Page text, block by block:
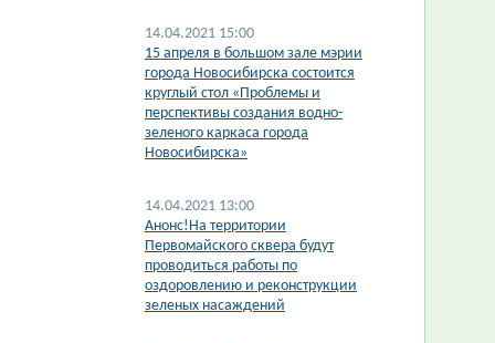
14.04.2021 15:00
​15 апреля в большом зале мэрии
города Новосибирска состоится
круглый стол «Проблемы и
перспективы создания водно-
зеленого каркаса города
Новосибирска»
14.04.2021 13:00
Анонс!На территории
Первомайского сквера будут
проводиться работы по
оздоровлению и реконструкции
зеленых насаждений